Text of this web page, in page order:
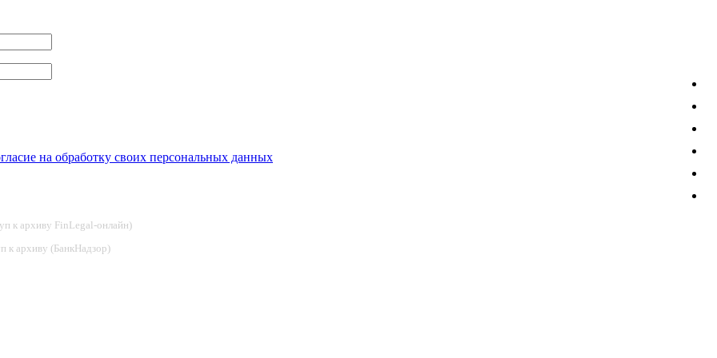
на обработку своих персональных данных
к архиву FinLegal-онлайн)
к архиву (БанкНадзор)